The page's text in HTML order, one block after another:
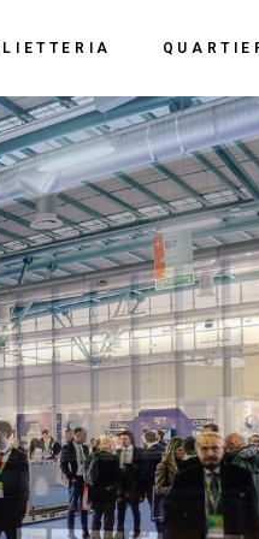
Polo
Centro
Polo Espositivo
Centro Congressi
Documentazione